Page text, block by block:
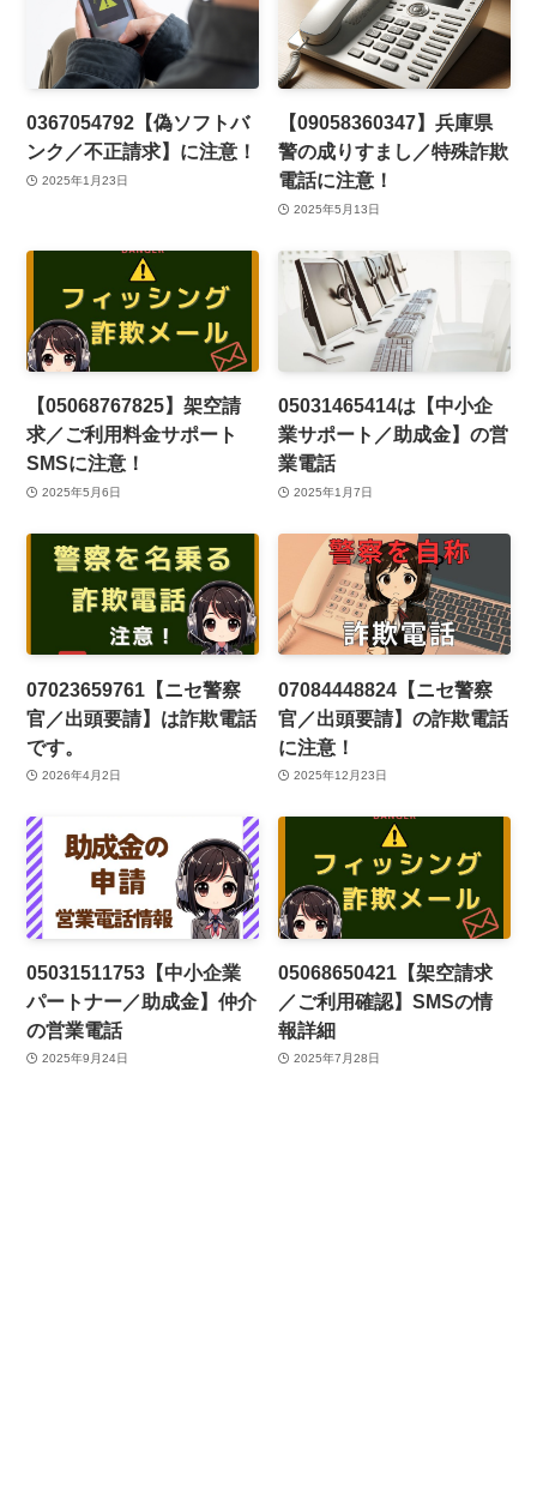
0367054792【偽ソフトバ
ンク／不正請求】に注意！
2025年1月23日
【09058360347】兵庫県
警の成りすまし／特殊詐欺
電話に注意！
2025年5月13日
【05068767825】架空請
求／ご利用料金サポート
SMSに注意！
2025年5月6日
05031465414は【中小企
業サポート／助成金】の営
業電話
2025年1月7日
07023659761【ニセ警察
官／出頭要請】は詐欺電話
です。
2026年4月2日
07084448824【ニセ警察
官／出頭要請】の詐欺電話
に注意！
2025年12月23日
05031511753【中小企業
パートナー／助成金】仲介
の営業電話
2025年9月24日
05068650421【架空請求
／ご利用確認】SMSの情
報詳細
2025年7月28日